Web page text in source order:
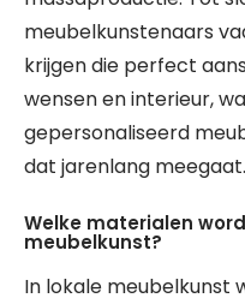
meubelkunstenaars
krijgen die perfect
wensen en interieur,
gepersonaliseerd
dat jarenlang meegaat.
Welke materialen
meubelkunst?
In lokale meubelkunst